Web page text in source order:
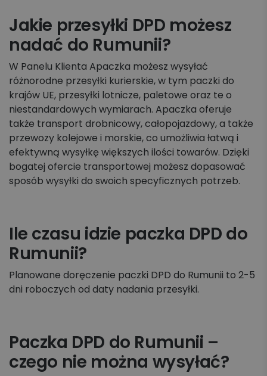
Jakie przesyłki DPD możesz
nadać do Rumunii?
W Panelu Klienta Apaczka możesz wysyłać
różnorodne przesyłki kurierskie, w tym paczki do
krajów UE, przesyłki lotnicze, paletowe oraz te o
niestandardowych wymiarach. Apaczka oferuje
także transport drobnicowy, całopojazdowy, a także
przewozy kolejowe i morskie, co umożliwia łatwą i
efektywną wysyłkę większych ilości towarów. Dzięki
bogatej ofercie transportowej możesz dopasować
sposób wysyłki do swoich specyficznych potrzeb.
Ile czasu idzie paczka DPD do
Rumunii?
Planowane doręczenie paczki DPD do Rumunii to 2-5
dni roboczych od daty nadania przesyłki.
Paczka DPD do Rumunii –
czego nie można wysyłać?